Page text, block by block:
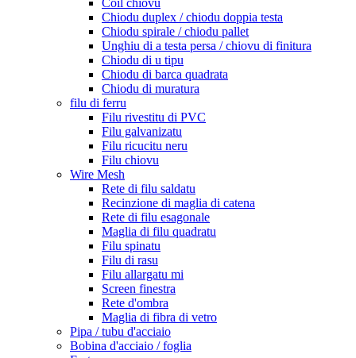
Coil chiovu
Chiodu duplex / chiodu doppia testa
Chiodu spirale / chiodu pallet
Unghiu di a testa persa / chiovu di finitura
Chiodu di u tipu
Chiodu di barca quadrata
Chiodu di muratura
filu di ferru
Filu rivestitu di PVC
Filu galvanizatu
Filu ricucitu neru
Filu chiovu
Wire Mesh
Rete di filu saldatu
Recinzione di maglia di catena
Rete di filu esagonale
Maglia di filu quadratu
Filu spinatu
Filu di rasu
Filu allargatu mi
Screen finestra
Rete d'ombra
Maglia di fibra di vetro
Pipa / tubu d'acciaio
Bobina d'acciaio / foglia